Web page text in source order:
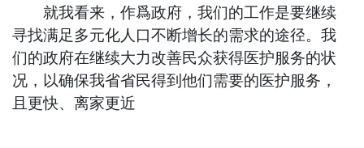
就我看来，作爲政府，我们的工作是要继续
寻找满足多元化人口不断增长的需求的途径。我
们的政府在继续大力改善民众获得医护服务的状
况，以确保我省省民得到他们需要的医护服务，
且更快、离家更近